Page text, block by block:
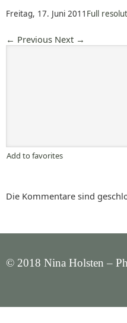
Freitag, 17. Juni 2011 Full
← Previous Next →
Add to favorites
Die Kommentare sind
© 2018 Nina Holsten –